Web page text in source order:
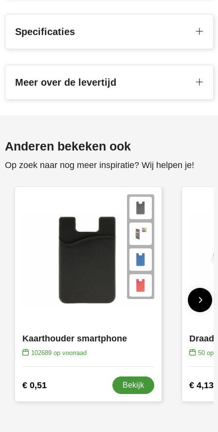
Specificaties
Meer over de levertijd
Anderen bekeken ook
Op zoek naar nog meer inspiratie? Wij helpen je!
Kaarthouder smartphone
102689op voorraad
€ 0,51 Bekijk
50op
€ 4,13